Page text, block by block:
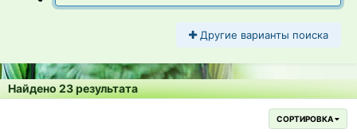
Другие варианты поиска
Найдено 23 результата
СОРТИРОВКА